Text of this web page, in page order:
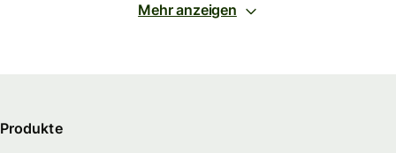
Mehr anzeigen
Produkte